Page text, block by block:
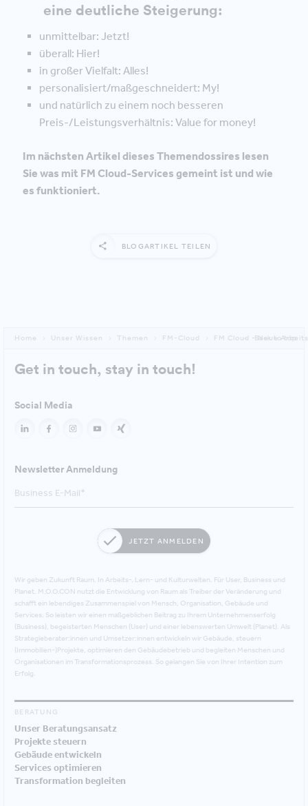
eine deutliche Steigerung:
unmittelbar: Jetzt!
überall: Hier!
in großer Vielfalt: Alles!
personalisiert/maßgeschneidert: My!
und natürlich zu einem noch besseren
Preis-/Leistungsverhältnis: Value for money!
Im nächsten Artikel dieses Themendossires lesen
Sie was mit FM Cloud-Services gemeint ist und wie
es funktioniert.
BLOGARTIKEL TEILEN
Home Unser Wissen Themen FM-Cloud FM Cloud - Neue
Back to top
Get in touch, stay in touch!
Social Media
Newsletter Anmeldung
JETZT ANMELDEN
Wir geben Zukunft Raum. In Arbeits-, Lern- und Kulturwelten. Für User, Business und
Planet. M.O.O.CON nutzt die Entwicklung von Raum als Treiber der Veränderung und
schafft ein lebendiges Zusammenspiel von Mensch, Organisation, Gebäude und
Services. So leisten wir einen maßgeblichen Beitrag zu Ihrem Unternehmenserfolg
(Business), begeisterten Menschen (User) und einer lebenswerten Umwelt (Planet). Als
Strategieberater:innen und Umsetzer:innen entwickeln wir Gebäude, steuern
(Immobilien-)Projekte, optimieren den Gebäudebetrieb und begleiten Menschen und
Organisationen im Transformationsprozess. So gelangen Sie von Ihrer Intention zum
Erfolg.
BERATUNG
Unser Beratungsansatz
Projekte steuern
Gebäude entwickeln
Services optimieren
Transformation begleiten